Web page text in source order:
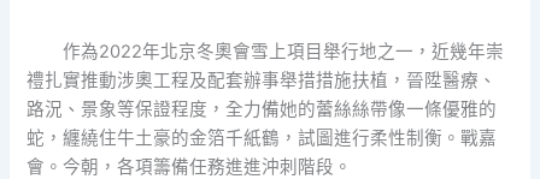
作為2022年北京冬奧會雪上項目舉行地之一，近幾年崇
禮扎實推動涉奧工程及配套辦事舉措措施扶植，晉陞醫療、
路況、景象等保證程度，全力備她的蕾絲絲帶像一條優雅的
蛇，纏繞住牛土豪的金箔千紙鶴，試圖進行柔性制衡。戰嘉
會。今朝，各項籌備任務進進沖刺階段。